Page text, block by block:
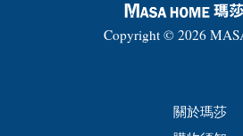
Copyright © 2026
關於瑪莎